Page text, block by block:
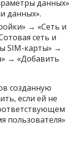
данных»
данных».
→ «Сеть и
сеть и
SIM-карты» →
→ «Добавить
созданную
если ей не
пользователя»